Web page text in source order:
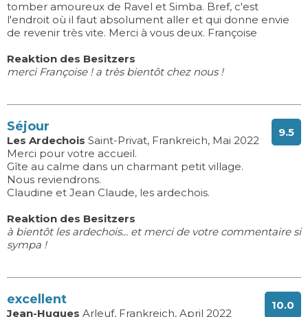
tomber amoureux de Ravel et Simba. Bref, c'est
l'endroit où il faut absolument aller et qui donne envie
de revenir très vite. Merci à vous deux. Françoise
Reaktion des Besitzers
merci Françoise ! a très bientôt chez nous !
9.5
Séjour
Les Ardechois Saint-Privat, Frankreich, Mai 2022
Merci pour votre accueil.
Gîte au calme dans un charmant petit village.
Nous reviendrons.
Claudine et Jean Claude, les ardechois.
Reaktion des Besitzers
à bientôt les ardechois... et merci de votre commentaire si
sympa !
10.0
excellent
Jean-Hugues Arleuf, Frankreich, April 2022